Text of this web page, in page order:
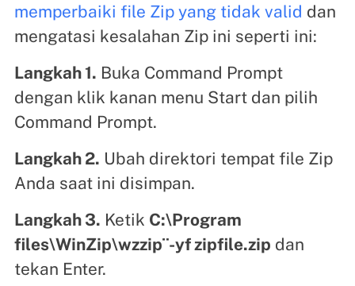
memperbaiki file Zip yang tidak valid dan
mengatasi kesalahan Zip ini seperti ini:
Langkah 1. Buka Command Prompt
dengan klik kanan menu Start dan pilih
Command Prompt.
Langkah 2. Ubah direktori tempat file Zip
Anda saat ini disimpan.
Langkah 3. Ketik C:\Program
files\WinZip\wzzip¨-yf zipfile.zip dan
tekan Enter.